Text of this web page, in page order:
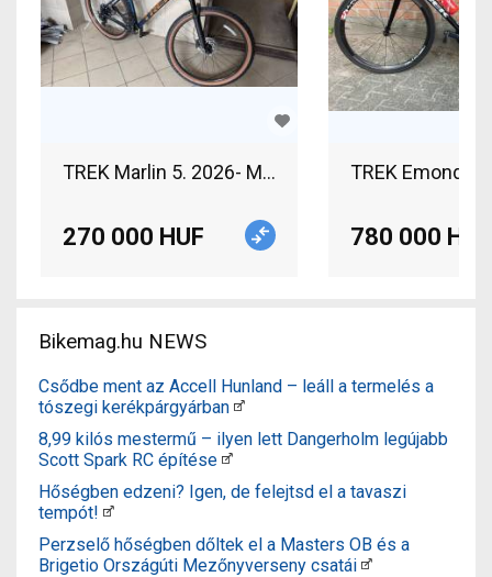
TREK Marlin 5. 2026- Matt Blue Mountain Bike
270 000 HUF
TREK Emonda
780 000 HUF
Bikemag.hu NEWS
Csődbe ment az Accell Hunland – leáll a termelés a
tószegi kerékpárgyárban
8,99 kilós mestermű – ilyen lett Dangerholm legújabb
Scott Spark RC építése
Hőségben edzeni? Igen, de felejtsd el a tavaszi
tempót!
Perzselő hőségben dőltek el a Masters OB és a
Brigetio Országúti Mezőnyverseny csatái